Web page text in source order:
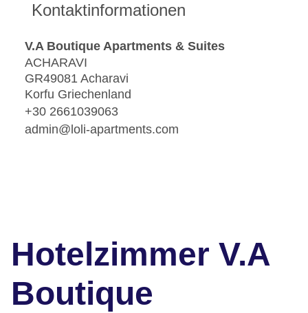
Kontaktinformationen
V.A Boutique Apartments & Suites
ACHARAVI
GR49081 Acharavi
Korfu Griechenland
+30 2661039063
admin@loli-apartments.com
Hotelzimmer V.A
Boutique